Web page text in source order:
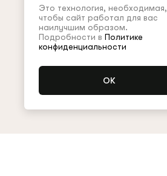
Это технология, необходимая,
чтобы сайт работал для вас
наилучшим образом.
Подробности в Политике
конфиденциальности